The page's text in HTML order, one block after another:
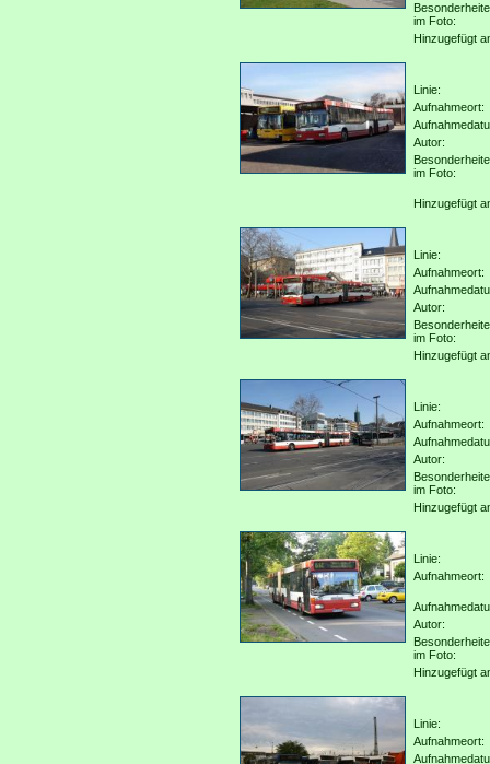
im Foto:
Hinzugefügt
Linie:
Aufnahmeort:
Autor:
im Foto:
Hinzugefügt
Linie:
Aufnahmeort:
Autor:
im Foto:
Hinzugefügt
Linie:
Aufnahmeort:
Autor:
im Foto:
Hinzugefügt
Linie:
Aufnahmeort:
Autor:
im Foto:
Hinzugefügt
Linie:
Aufnahmeort: